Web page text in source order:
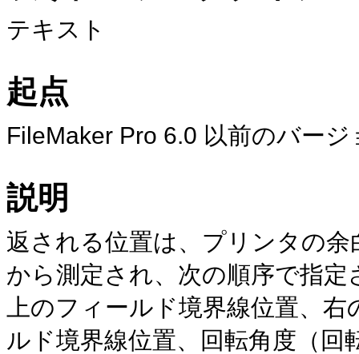
テキスト
起点
FileMaker Pro 6.0 以前のバージ
説明
返される位置は、プリンタの
から測定され、次の順序で指定
上のフィールド境界線位置、
ルド境界線位置、回転角度（